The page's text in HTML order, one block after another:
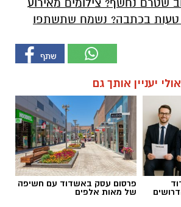
בכתבה? נשמח שתשתפו
אולי יעניין אותך גם
פרסום עסק באשדוד עם חשיפה
של מאות אלפים